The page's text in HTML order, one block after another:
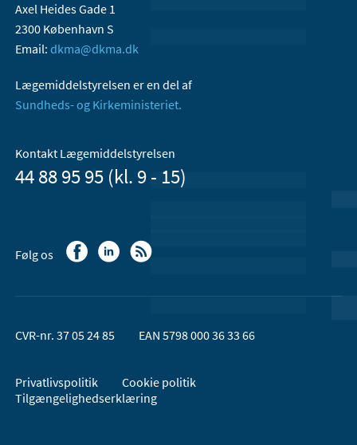
Axel Heides Gade 1
2300 København S
Email: dkma@dkma.dk
Lægemiddelstyrelsen er en del af
Sundheds- og Kirkeministeriet.
Kontakt Lægemiddelstyrelsen
44 88 95 95 (kl. 9 - 15)
Følg os
CVR-nr. 37 05 24 85 EAN 5798 000 36 33 66
Privatlivspolitik
Cookie politik
Tilgængelighedserklæring